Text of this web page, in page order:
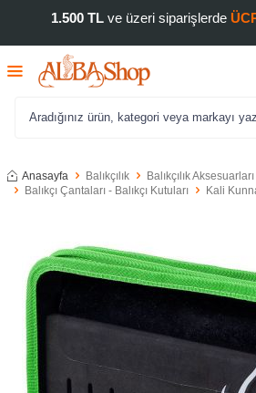
1.500 TLve üzeri siparişlerde
Anasayfa Balıkçılık
Balıkçılık
Balıkçı Çantaları - Balıkçı Kutuları
Kali